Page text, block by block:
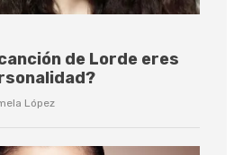
de Lorde eres
López